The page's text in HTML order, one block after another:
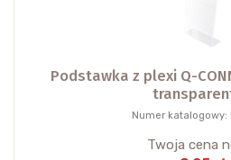
Podstawka z plexi Q-
Numer katalogowy:
Twoja cena